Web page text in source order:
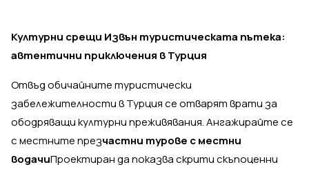
Културни срещи Извън туристическата пътека:
автентични приключения в Турция
Отвъд обичайните туристически
забележителности в Турция се отварят врати за
ободряващи културни преживявания. Ангажирайте се
с местните презчастни турове с местни
водачиПроектиран да показва скрити скъпоценни